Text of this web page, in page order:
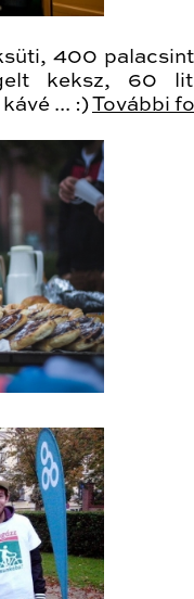
400
keksz, 60
... :)További